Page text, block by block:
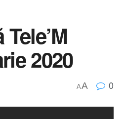
2020
AA 0